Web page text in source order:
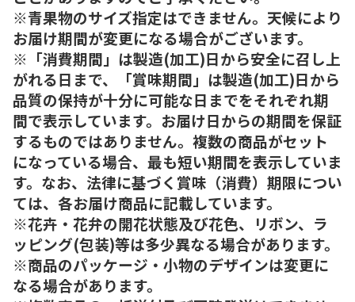
※青果物のサイズ指定はできません。天候により
お届け期間が変更になる場合がございます。
※「消費期間」は製造(加工)日から安全に召し上
がれる日まで、「賞味期間」は製造(加工)日から
品質の保持が十分に可能な日までをそれぞれ期
間で表示しています。お届け日からの期間を保証
するものではありません。複数の商品がセット
になっている場合、最も短い期間を表示していま
す。なお、法律に基づく賞味（消費）期限につい
ては、各お届け商品に記載しています。
※花卉・花弁の開花状態及び花色、リボン、ラ
ッピング(包装)等は多少異なる場合があります。
※商品のパッケージ・小物のデザインは変更に
なる場合があります。